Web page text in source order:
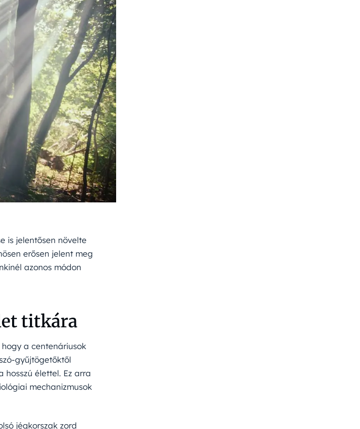
is jelentősen növelte
erősen jelent meg
azonos módon
titkára
a centenáriusok
gyűjtögetőktől
élettel. Ez arra
mechanizmusok
jégkorszak zord